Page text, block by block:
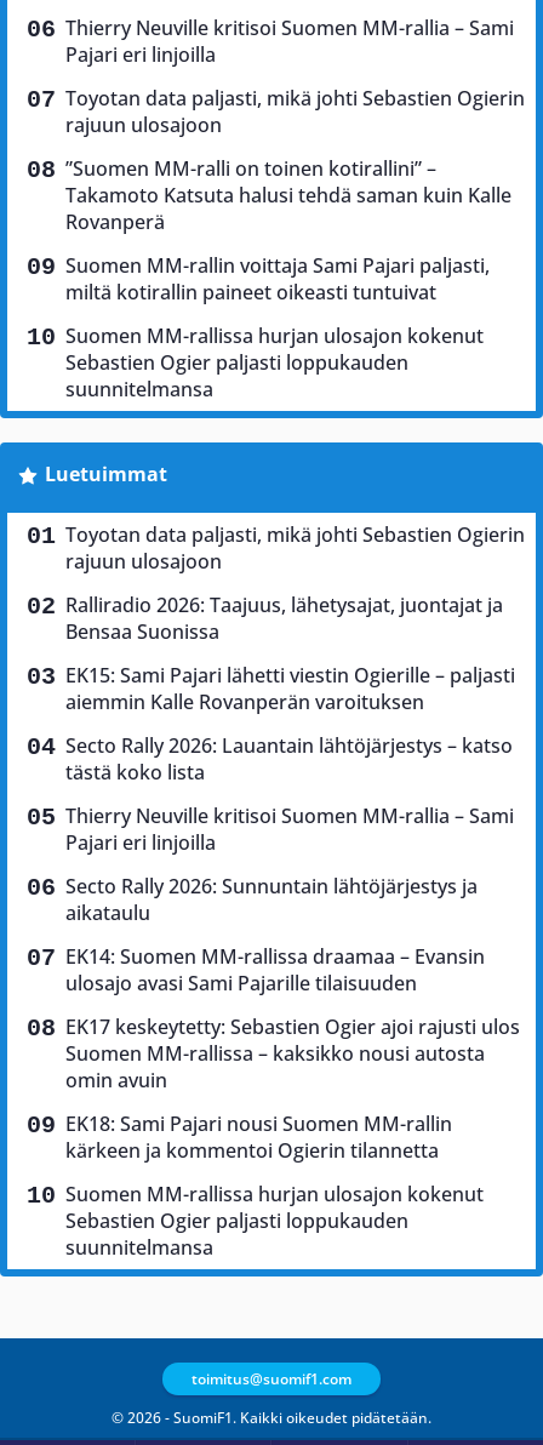
Thierry Neuville kritisoi Suomen MM-rallia – Sami
Pajari eri linjoilla
Toyotan data paljasti, mikä johti Sebastien Ogierin
rajuun ulosajoon
”Suomen MM-ralli on toinen kotirallini” –
Takamoto Katsuta halusi tehdä saman kuin Kalle
Rovanperä
Suomen MM-rallin voittaja Sami Pajari paljasti,
miltä kotirallin paineet oikeasti tuntuivat
Suomen MM-rallissa hurjan ulosajon kokenut
Sebastien Ogier paljasti loppukauden
suunnitelmansa
Luetuimmat
Toyotan data paljasti, mikä johti Sebastien Ogierin
rajuun ulosajoon
Ralliradio 2026: Taajuus, lähetysajat, juontajat ja
Bensaa Suonissa
EK15: Sami Pajari lähetti viestin Ogierille – paljasti
aiemmin Kalle Rovanperän varoituksen
Secto Rally 2026: Lauantain lähtöjärjestys – katso
tästä koko lista
Thierry Neuville kritisoi Suomen MM-rallia – Sami
Pajari eri linjoilla
Secto Rally 2026: Sunnuntain lähtöjärjestys ja
aikataulu
EK14: Suomen MM-rallissa draamaa – Evansin
ulosajo avasi Sami Pajarille tilaisuuden
EK17 keskeytetty: Sebastien Ogier ajoi rajusti ulos
Suomen MM-rallissa – kaksikko nousi autosta
omin avuin
EK18: Sami Pajari nousi Suomen MM-rallin
kärkeen ja kommentoi Ogierin tilannetta
Suomen MM-rallissa hurjan ulosajon kokenut
Sebastien Ogier paljasti loppukauden
suunnitelmansa
© 2026 - SuomiF1. Kaikki oikeudet pidätetään.
toimitus@suomif1.com